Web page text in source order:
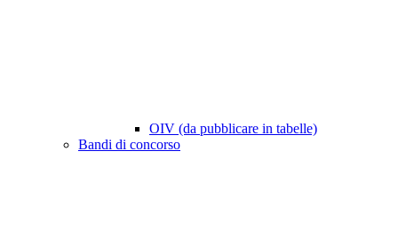
OIV (da pubblicare in tabelle)
Bandi di concorso